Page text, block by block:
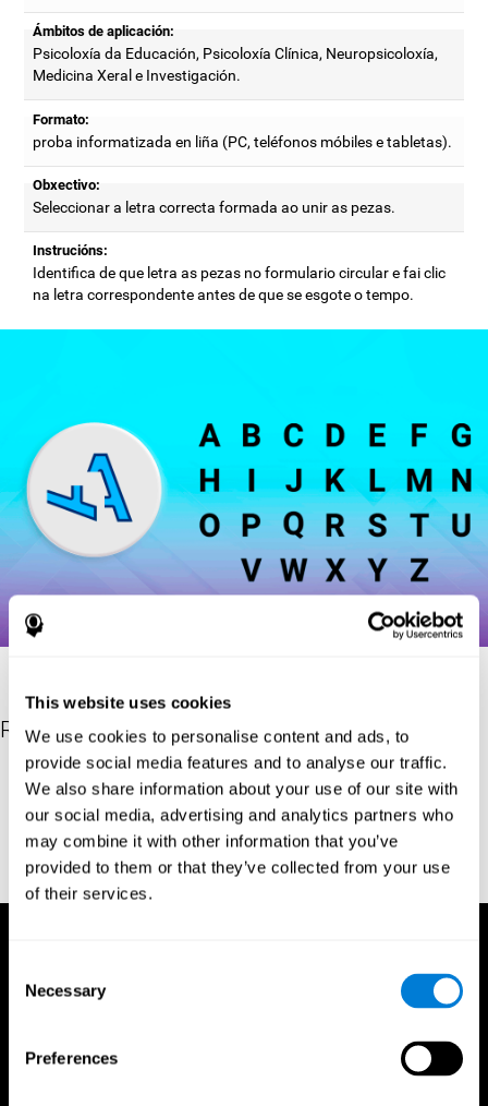
This website uses cookies
We use cookies to personalise content and ads, to
provide social media features and to analyse our traffic.
We also share information about your use of our site with
our social media, advertising and analytics partners who
may combine it with other information that you’ve
provided to them or that they’ve collected from your use
of their services.
Selection
Necessary
Preferences
Ámbitos de aplicación:
Psicoloxía da Educación, Psicoloxía Clínica, Neuropsicoloxía,
Medicina Xeral e Investigación.
Formato:
proba informatizada en liña (PC, teléfonos móbiles e tabletas).
Obxectivo:
Seleccionar a letra correcta formada ao unir as pezas.
Instrucións:
Identifica de que letra as pezas no formulario circular e fai clic
na letra correspondente antes de que se esgote o tempo.
Referencias
Hooper, HE (1983). Manual de probas de organización visual
Hooper. Los Angeles, CA: Western Psychological Services.
Merten, T. (2004). Unha versión curta da proba de organización
visual Hooper: fiabilidade e validez. Neuropsicoloxía aplicada,
11(2), 99-102. https://doi.org/10.1207/s15324826an1102_5